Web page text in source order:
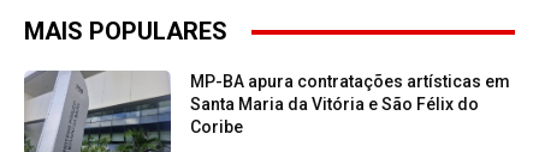
MAIS POPULARES
MP-BA apura contratações artísticas em
Santa Maria da Vitória e São Félix do
Coribe